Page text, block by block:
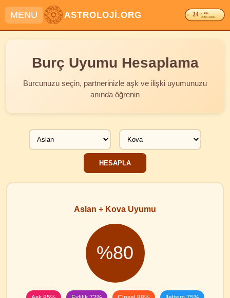
MENU ASTROLOJİ.ORG 24 . YIL
2003-2026
Burç Uyumu Hesaplama
Burcunuzu seçin, partnerinizle aşk ve ilişki uyumunuzu
anında öğrenin
Aslan + Kova Uyumu
%80